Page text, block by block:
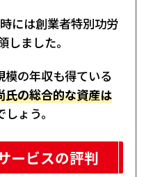
には創業者特別功労
ました。
模の年収も得ている
氏の総合的な資産は
ょう。
ービスの評判